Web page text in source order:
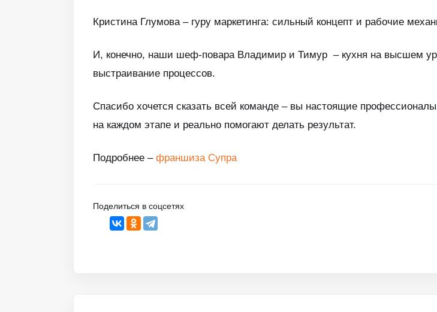
Кристина Глумова – гуру маркетинга: сильный концепт и рабочие
И, конечно, наши шеф-повара Владимир и Тимур – кухня на высшем
выстраивание процессов.
Спасибо хочется сказать всей команде – вы настоящие
на каждом этапе и реально помогают делать результат.
Подробнее – франшиза Супра
Поделиться в соцсетях